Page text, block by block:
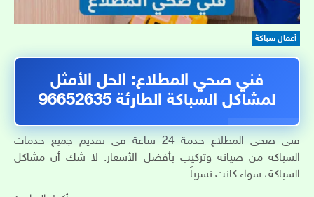
أعمال سباكة
فني صحي المطلاع: الحل الأمثل
لمشاكل السباكة الطارئة 96652635
فني صحي المطلاع خدمة 24 ساعة في تقديم جميع خدمات
السباكة من صيانة وتركيب بأفضل الأسعار. لا شك أن مشاكل
السباكة، سواء كانت تسرباً...